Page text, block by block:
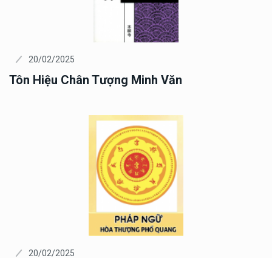
20/02/2025
Tôn Hiệu Chân Tượng Minh Văn
20/02/2025